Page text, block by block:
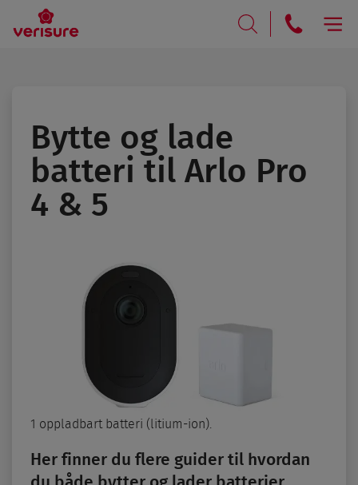
Bytte og lade
batteri til Arlo Pro
4 & 5
1 oppladbart batteri (litium-ion).
Her finner du flere guider til hvordan